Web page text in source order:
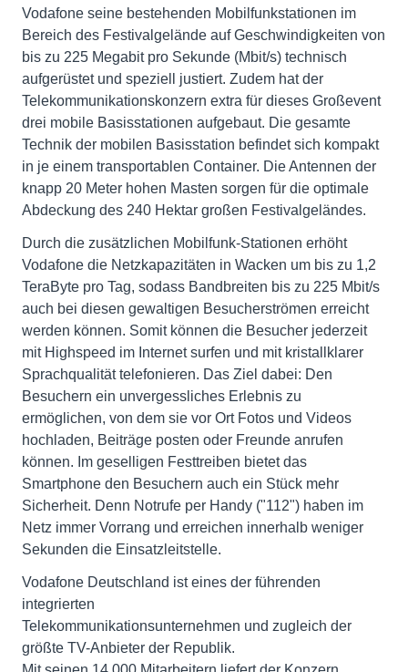
Vodafone seine bestehenden Mobilfunkstationen im
Bereich des Festivalgelände auf Geschwindigkeiten von
bis zu 225 Megabit pro Sekunde (Mbit/s) technisch
aufgerüstet und speziell justiert. Zudem hat der
Telekommunikationskonzern extra für dieses Großevent
drei mobile Basisstationen aufgebaut. Die gesamte
Technik der mobilen Basisstation befindet sich kompakt
in je einem transportablen Container. Die Antennen der
knapp 20 Meter hohen Masten sorgen für die optimale
Abdeckung des 240 Hektar großen Festivalgeländes.
Durch die zusätzlichen Mobilfunk-Stationen erhöht
Vodafone die Netzkapazitäten in Wacken um bis zu 1,2
TeraByte pro Tag, sodass Bandbreiten bis zu 225 Mbit/s
auch bei diesen gewaltigen Besucherströmen erreicht
werden können. Somit können die Besucher jederzeit
mit Highspeed im Internet surfen und mit kristallklarer
Sprachqualität telefonieren. Das Ziel dabei: Den
Besuchern ein unvergessliches Erlebnis zu
ermöglichen, von dem sie vor Ort Fotos und Videos
hochladen, Beiträge posten oder Freunde anrufen
können. Im geselligen Festtreiben bietet das
Smartphone den Besuchern auch ein Stück mehr
Sicherheit. Denn Notrufe per Handy ("112") haben im
Netz immer Vorrang und erreichen innerhalb weniger
Sekunden die Einsatzleitstelle.
Vodafone Deutschland ist eines der führenden
integrierten
Telekommunikationsunternehmen und zugleich der
größte TV-Anbieter der Republik.